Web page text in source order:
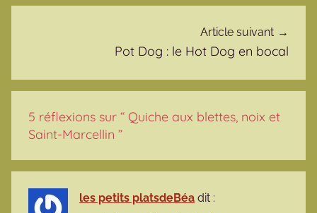
Article suivant
Pot Dog : le Hot Dog en bocal
5 réflexions sur “ Quiche aux blettes, noix et
Saint-Marcellin ”
les petits platsdeBéa dit :